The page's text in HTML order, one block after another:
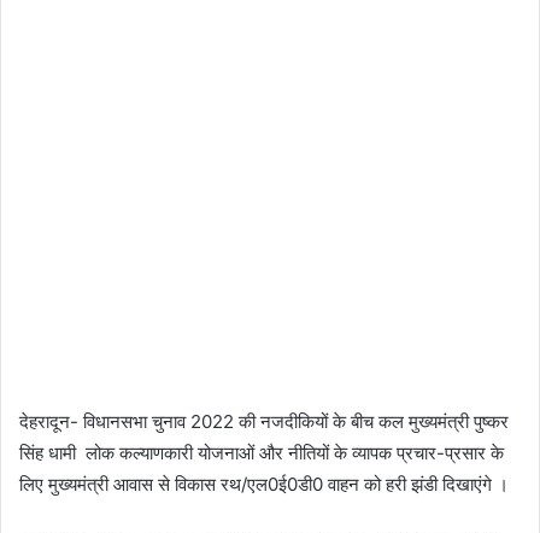
देहरादून- विधानसभा चुनाव 2022 की नजदीकियों के बीच कल मुख्यमंत्री पुष्कर
सिंह धामी लोक कल्याणकारी योजनाओं और नीतियों के व्यापक प्रचार-प्रसार के
लिए मुख्यमंत्री आवास से विकास रथ/एल0ई0डी0 वाहन को हरी झंडी दिखाएंगे ।